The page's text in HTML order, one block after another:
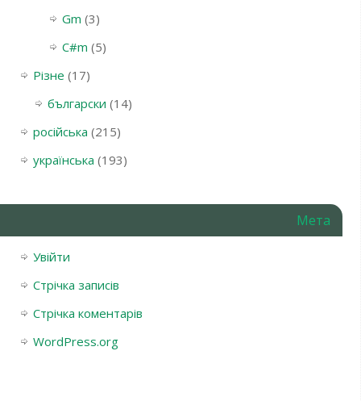
Gm (3)
С#m (5)
Різне (17)
български (14)
російська (215)
українська (193)
Мета
Увійти
Стрічка записів
Стрічка коментарів
WordPress.org